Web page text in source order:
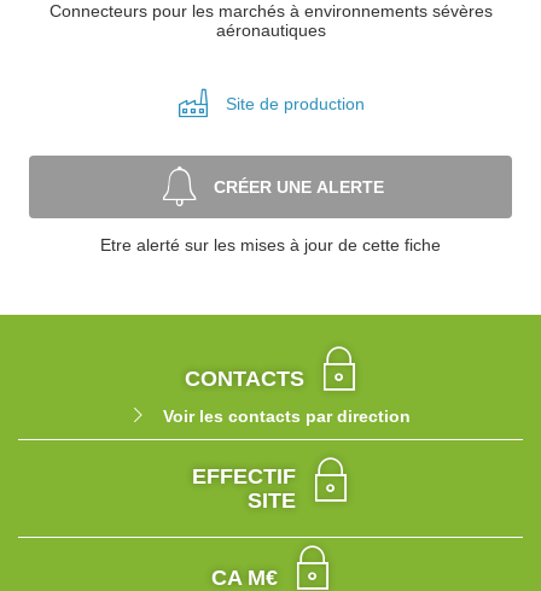
Connecteurs pour les marchés à environnements sévères
aéronautiques
Site de production
CRÉER UNE ALERTE
Etre alerté sur les mises à jour de cette fiche
CONTACTS
Voir les contacts par direction
EFFECTIF
SITE
CA M€